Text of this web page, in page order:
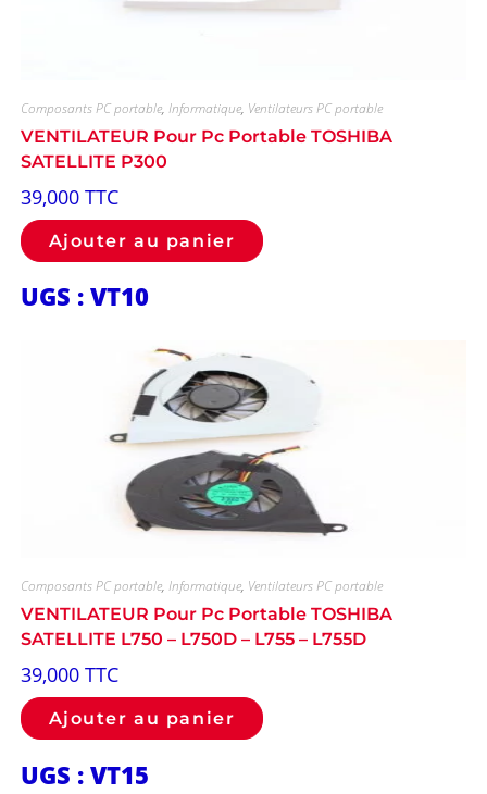
Composants PC portable, Informatique, Ventilateurs PC portable
VENTILATEUR Pour Pc Portable TOSHIBA
SATELLITE P300
39,000 TTC
Ajouter au panier
UGS : VT10
Composants PC portable, Informatique, Ventilateurs PC portable
VENTILATEUR Pour Pc Portable TOSHIBA
SATELLITE L750 – L750D – L755 – L755D
39,000 TTC
Ajouter au panier
UGS : VT15